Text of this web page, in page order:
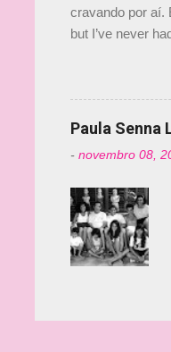
cravando por aí.
but I’ve never
falando sobre
@RGrosjean !
Paula Senna
- novembro 08,